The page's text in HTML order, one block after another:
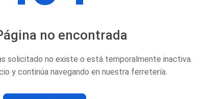
no encontrada
solicitado no existe o está temporalmente inactiva.
y continúa navegando en nuestra ferretería.